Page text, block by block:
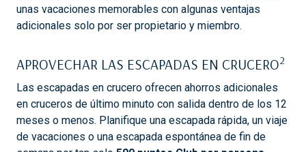
unas vacaciones memorables con algunas ventajas
adicionales solo por ser propietario y miembro.
APROVECHAR LAS ESCAPADAS EN CRUCERO2
Las escapadas en crucero ofrecen ahorros adicionales
en cruceros de último minuto con salida dentro de los 12
meses o menos. Planifique una escapada rápida, un viaje
de vacaciones o una escapada espontánea de fin de